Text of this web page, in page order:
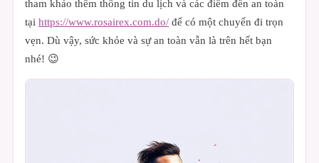
tham khảo thêm thông tin du lịch và các điểm đến an toàn
tại https://www.rosairex.com.do/ để có một chuyến đi trọn
vẹn. Dù vậy, sức khỏe và sự an toàn vẫn là trên hết bạn
nhé! 😉